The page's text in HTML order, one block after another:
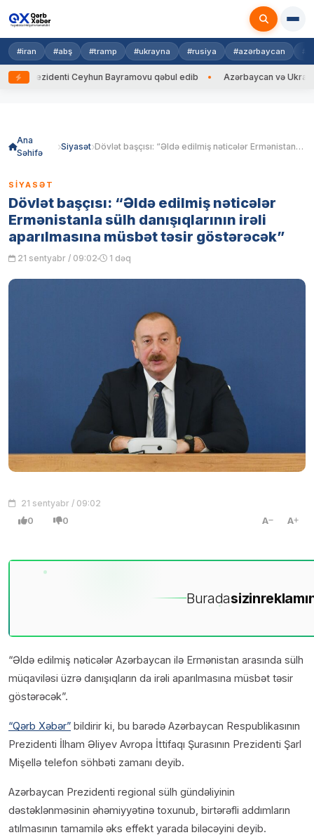
#iran #abş #tramp #ukrayna #rusiya #azərbaycan
Ceyhun Bayramovu qəbul edib Azərbaycan və Ukrayna XİN
Ana
Səhifə
Siyasət Dövlət başçısı: “Əldə edilmiş nəticələr Ermənistanla sülh danışıqlarının irəli aparılmasına müsbət təsir göstərəcək”
SIYASƏT
Dövlət başçısı: “Əldə edilmiş nəticələr
Ermənistanla sülh danışıqlarının irəli
aparılmasına müsbət təsir göstərəcək”
21 sentyabr / 09:02 1 dəq
21 sentyabr / 09:02
0 0 A A
Buradasizin
“Əldə edilmiş nəticələr Azərbaycan ilə Ermənistan arasında sülh
müqaviləsi üzrə danışıqların da irəli aparılmasına müsbət təsir
göstərəcək”.
“Qərb Xəbər” bildirir ki, bu barədə Azərbaycan Respublikasının
Prezidenti İlham Əliyev Avropa İttifaqı Şurasının Prezidenti Şarl
Mişellə telefon söhbəti zamanı deyib.
Azərbaycan Prezidenti regional sülh gündəliyinin
dəstəklənməsinin əhəmiyyətinə toxunub, birtərəfli addımların
atılmasının tamamilə əks effekt yarada biləcəyini deyib.